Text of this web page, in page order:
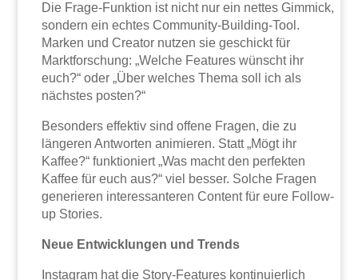
Die Frage-Funktion ist nicht nur ein nettes Gimmick,
sondern ein echtes Community-Building-Tool.
Marken und Creator nutzen sie geschickt für
Marktforschung: „Welche Features wünscht ihr
euch?“ oder „Über welches Thema soll ich als
nächstes posten?“
Besonders effektiv sind offene Fragen, die zu
längeren Antworten animieren. Statt „Mögt ihr
Kaffee?“ funktioniert „Was macht den perfekten
Kaffee für euch aus?“ viel besser. Solche Fragen
generieren interessanteren Content für eure Follow-
up Stories.
Neue Entwicklungen und Trends
Instagram hat die Story-Features kontinuierlich